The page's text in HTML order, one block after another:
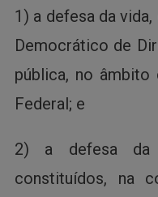
1) a defesa da
Democrático de
pública, no
Federal; e
2) a defesa da
constituídos, na